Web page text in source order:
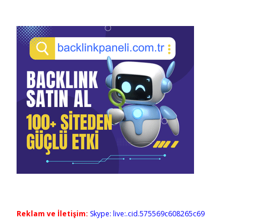
Reklam ve İletişim: Skype: live:.cid.575569c608265c69